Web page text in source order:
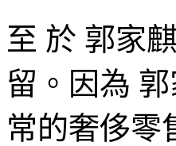
至 於 郭家
留。因為
常的奢侈零